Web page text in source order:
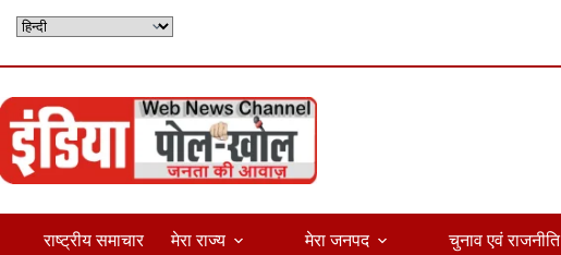
राष्ट्रीय समाचार मेरा राज्य मेरा जनपद चुनाव एवं राजनीति